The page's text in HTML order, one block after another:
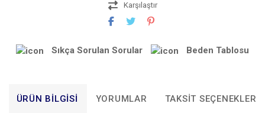
Karşılaştır
Sıkça Sorulan Sorular Beden Tablosu
ÜRÜN BILGISI YORUMLAR TAKSIT SEÇENEKLERI